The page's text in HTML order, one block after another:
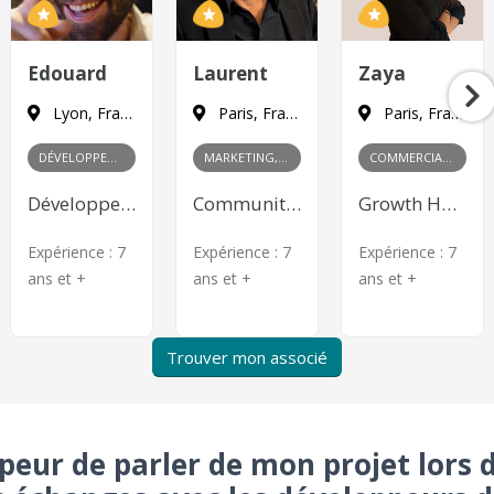
Edouard
Lyon, France
DÉVELOPPEMENT
Développeur Web Front-end
Expérience : 7
ans et +
Laurent
Paris, France
MARKETING, PRODUIT
Community Management, Content Marketing, Publicité en ligne, Product Management
Expérience : 7
ans et +
Zaya
Paris, France
COMMERCIAL, MARKETING
Growth Hacking, Content Marketing, Publicité en ligne, Relations publiques, Gestion des partenariats, Négociation commerciale, Développement de réseau, Analyse des marchés
Expérience : 7
ans et +
Trouver mon associé
de parler de mon projet lors